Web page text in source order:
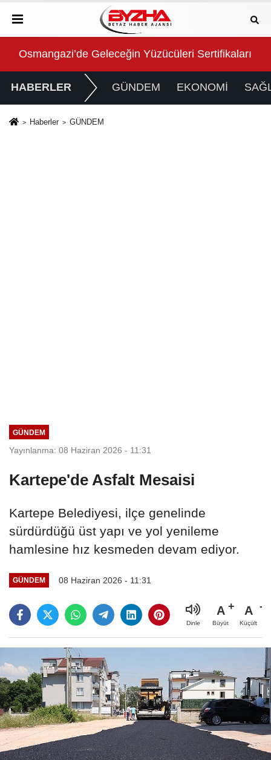
Osmangazi’de Geleceğin Yüzücüleri Sertifikalarını
HABERLER GÜNDEM EKONOMİ
Haberler GÜNDEM
GÜNDEM
Yayınlanma: 08 Haziran 2026 - 11:31
Kartepe'de Asfalt Mesaisi
Kartepe Belediyesi, ilçe genelinde
sürdürdüğü üst yapı ve yol yenileme
hamlesine hız kesmeden devam ediyor.
GÜNDEM 08 Haziran 2026 - 11:31
Dinle
A
Büyüt
A
Küçült